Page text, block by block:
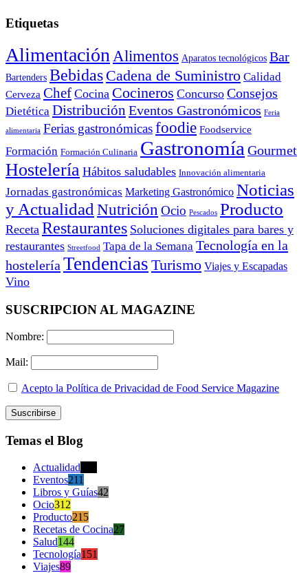
Etiquetas
Alimentación Alimentos Aparatos tecnológicos Bar
Bartenders Bebidas Cadena de Suministro Calidad
Cerveza Chef Cocina Cocineros Concurso Consejos
Dietética Distribución Eventos Gastronómicos Feria
alimentaria Ferias gastronómicasfoodie Foodservice
Formación Formación Culinaria Gastronomía Gourmet
Hostelería Hábitos saludables Innovación alimentaria
Jornadas gastronómicas Marketing Gastronómico Noticias
y Actualidad Nutrición Ocio Pescados Producto
Receta Restaurantes Soluciones digitales para bares y
restaurantes Streetfood Tapa de la Semana Tecnología en la
hostelería Tendencias Turismo Viajes y Escapadas
Vino
SUSCRIPCION AL MAGAZINE
Nombre:
Mail:
Acepto la Política de Privacidad de Food Service Magazine
Temas el Blog
Actualidad
Eventos211
Libros y Guías42
Ocio312
Producto215
Recetas de Cocina27
Salud144
Tecnología151
Viajes89